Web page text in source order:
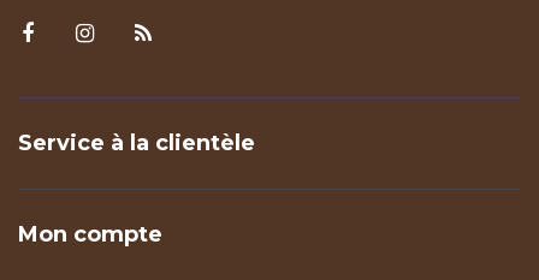
Service à la clientèle
Mon compte